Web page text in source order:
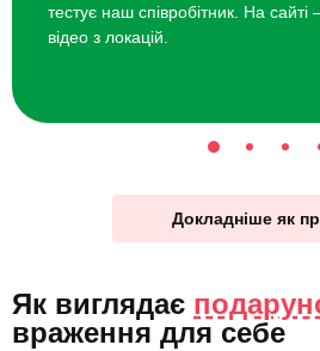
тестує наш співробітник. На
відео з локацій.
Докладніше як
Як виглядає
враження для себе